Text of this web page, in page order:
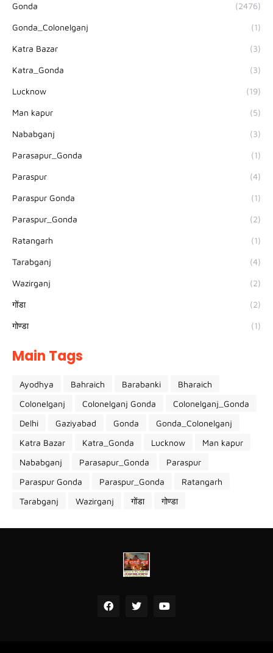
Gonda (2476)
Gonda_Colonelganj (1)
Katra Bazar (3)
Katra_Gonda (3)
Lucknow (19)
Man kapur (5)
Nababganj (3)
Parasapur_Gonda (1)
Paraspur (4)
Paraspur Gonda (1)
Paraspur_Gonda (2)
Ratangarh (1)
Tarabganj (4)
Wazirganj (2)
गोंडा (2)
गोण्डा (1)
Main Tags
Ayodhya Bahraich Barabanki
Bharaich
Colonelganj
Colonelganj Gonda
Colonelganj_Gonda
Delhi
Gaziyabad Gonda
Gonda_Colonelganj
Katra Bazar
Katra_Gonda Lucknow
Man kapur
Nababganj
Parasapur_Gonda
Paraspur
Paraspur Gonda
Paraspur_Gonda
Ratangarh
Tarabganj
Wazirganj गोंडा गोण्डा